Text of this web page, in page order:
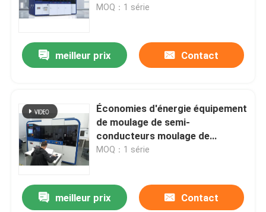
MOQ：1 série
meilleur prix Contact
Économies d'énergie équipement
de moulage de semi-
conducteurs moulage de
transfert de semi-conducteurs
MOQ：1 série
meilleur prix Contact